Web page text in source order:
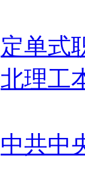
定单式
北理工
中共中